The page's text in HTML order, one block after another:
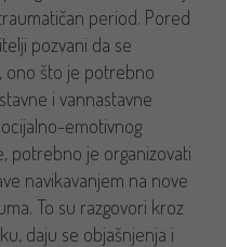
period. Pored
pozvani da se
ono što je potrebno
i vannastavne
emotivnog
potrebno je organizovati
navikavanjem na nove
To su razgovori kroz
daju se objašnjenja i